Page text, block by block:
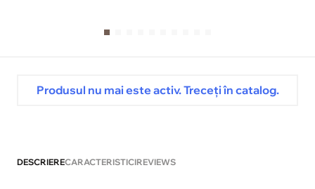
Produsul nu mai este activ. Treceți în catalog.
DESCRIERECARACTERISTICIREVIEWS